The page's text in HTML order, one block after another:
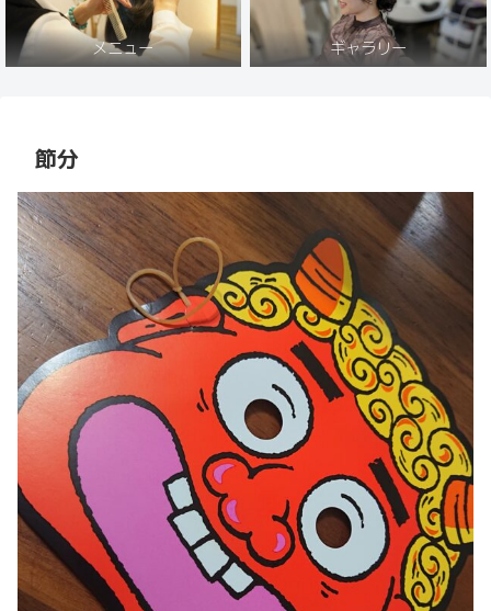
メニュー ギャラリー
節分